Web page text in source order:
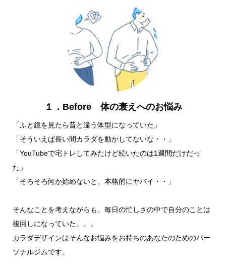
１．Before 体の衰えへのお悩み
「ふと鏡を見たら昔と違う体型になっていた」
「そういえば長い間カラダを動かしてないな・・」
「YouTubeで宅トレしてみたけど続いたのは1週間だけだっ
た」
「そろそろ何か始めないと、本格的にヤバイ・・」
そんなことを考えながらも、毎日の忙しさの中で自分のことは
後回しになっていた。。。
カラダデザインはそんなお悩みをお持ちのあなたのためのパー
ソナルジムです。